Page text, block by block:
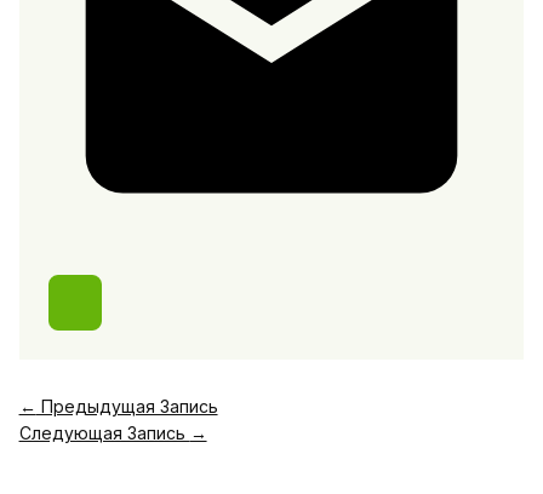
← Предыдущая Запись
Следующая Запись →